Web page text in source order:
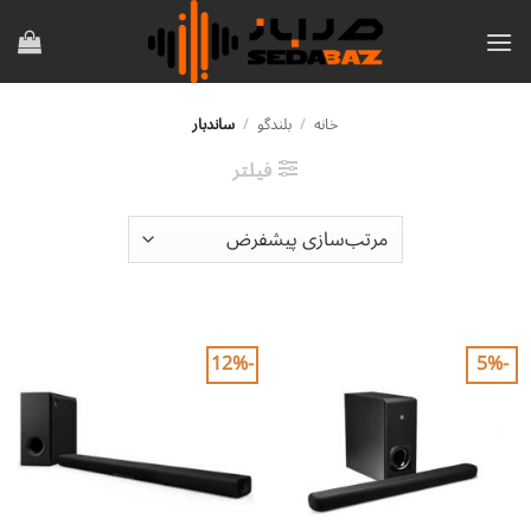
content
خانه / بلندگو / ساندبار
فیلتر
-5%
-12%